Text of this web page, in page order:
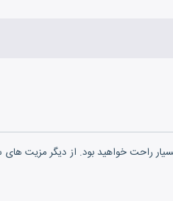
بسیار راحت خواهید بود. از دیگر مزیت